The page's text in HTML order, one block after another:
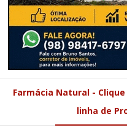
Farmácia Natural -
linha de